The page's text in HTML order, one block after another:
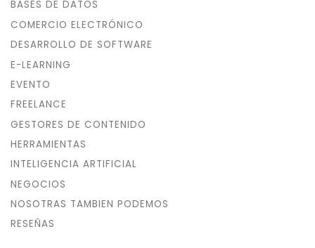
BASES DE DATOS
COMERCIO ELECTRÓNICO
DESARROLLO DE SOFTWARE
E-LEARNING
EVENTO
FREELANCE
GESTORES DE CONTENIDO
HERRAMIENTAS
INTELIGENCIA ARTIFICIAL
NEGOCIOS
NOSOTRAS TAMBIEN PODEMOS
RESEÑAS